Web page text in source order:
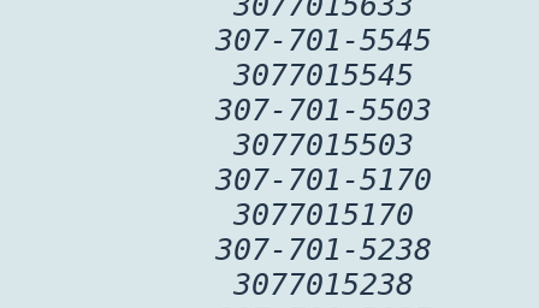
307-701-5545
3077015545
307-701-5503
3077015503
307-701-5170
3077015170
307-701-5238
3077015238